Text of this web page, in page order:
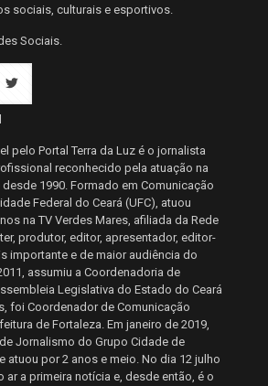
sociais, culturais e esportivos.
Sociais.
pelo Portal Terra da Luz é o jornalista
reconhecido pela atuação na
1990. Formado em Comunicação
Federal do Ceará (UFC), atuou
na TV Verdes Mares, afiliada da Rede
produtor, editor, apresentador, editor-
importante e de maior audiência do
assumiu a Coordenadoria de
Legislativa do Estado do Ceará
foi Coordenador de Comunicação
de Fortaleza. Em janeiro de 2019,
Jornalismo do Grupo Cidade de
atuou por 2 anos e meio. No dia 12 julho
ar a primeira notícia e, desde então, é o